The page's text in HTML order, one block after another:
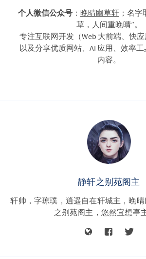
个人微信公众号： 晚晴幽草轩；名字
草，人间重晚晴”。
专注互联网开发（Web 大前端、快应
以及分享优质网站、AI 应用、效率
内容。
静轩之别苑阁主
轩帅，字琼璞，逍遥自在轩城主，晚
之别苑阁主，悠然宜想亭